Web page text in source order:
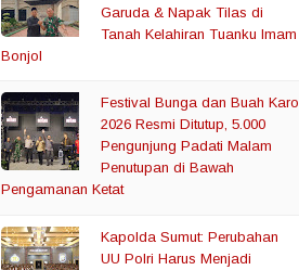
Garuda & Napak Tilas di
Tanah Kelahiran Tuanku Imam
Bonjol
Festival Bunga dan Buah Karo
2026 Resmi Ditutup, 5.000
Pengunjung Padati Malam
Penutupan di Bawah
Pengamanan Ketat
Kapolda Sumut: Perubahan
UU Polri Harus Menjadi